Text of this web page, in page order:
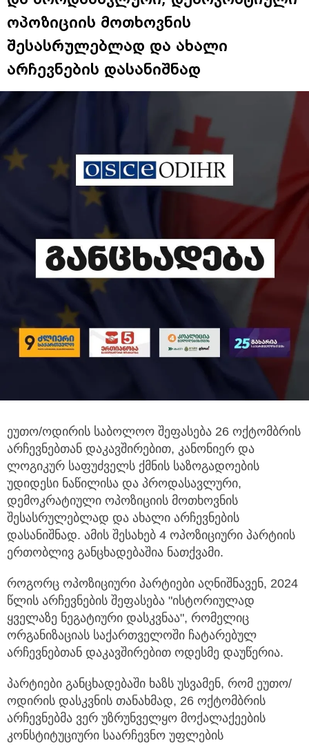
ოპოზიციის მოთხოვნის
შესასრულებლად და ახალი
არჩევნების დასანიშნად
ეუთო/ოდირის საბოლოო შეფასება 26 ოქტომბრის
არჩევნებთან დაკავშირებით, კანონიერ და
ლოგიკურ საფუძველს ქმნის საზოგადოების
უდიდესი ნაწილისა და პროდასავლური,
დემოკრატიული ოპოზიციის მოთხოვნის
შესასრულებლად და ახალი არჩევნების
დასანიშნად. ამის შესახებ 4 ოპოზიციური პარტიის
ერთობლივ განცხადებაშია ნათქვამი.
როგორც ოპოზიციური პარტიები აღნიშნავენ, 2024
წლის არჩევნების შეფასება "ისტორიულად
ყველაზე ნეგატიური დასკვნაა", რომელიც
ორგანიზაციას საქართველოში ჩატარებულ
არჩევნებთან დაკავშირებით ოდესმე დაუწერია.
პარტიები განცხადებაში ხაზს უსვამენ, რომ ეუთო/
ოდირის დასკვნის თანახმად, 26 ოქტომბრის
არჩევნებმა ვერ უზრუნველყო მოქალაქეების
კონსტიტუციური საარჩევნო უფლების